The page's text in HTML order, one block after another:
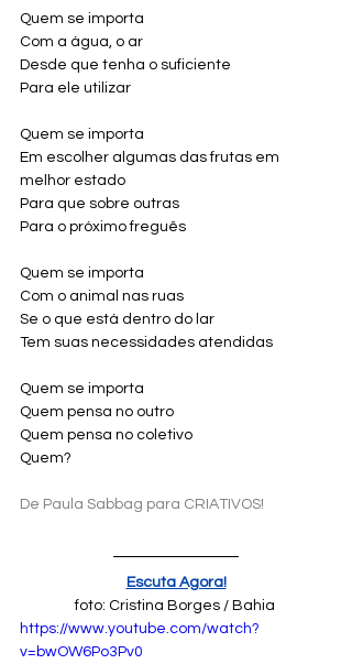
Quem se importa
Com a água, o ar
Desde que tenha o suficiente
Para ele utilizar
Quem se importa
Em escolher algumas das frutas em
melhor estado
Para que sobre outras
Para o próximo freguês
Quem se importa
Com o animal nas ruas
Se o que está dentro do lar
Tem suas necessidades atendidas
Quem se importa
Quem pensa no outro
Quem pensa no coletivo
Quem?
De Paula Sabbag para CRIATIVOS!
Escuta Agora!
foto: Cristina Borges / Bahia
https://www.youtube.com/watch?
v=bwOW6Po3Pv0